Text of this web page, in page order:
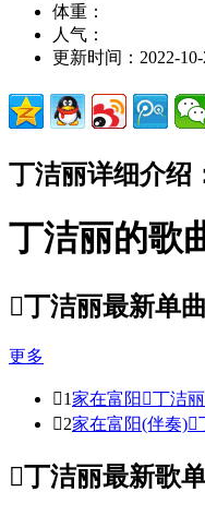
体重：
人气：
更新时间：2022-10-
丁洁丽详细介绍
丁洁丽的歌
丁洁丽最新单曲
更多
1家在富阳 丁洁丽
2家在富阳(伴奏)
丁洁丽最新歌